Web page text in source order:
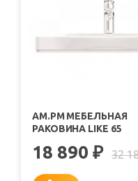
AM.PM МЕБЕЛЬНАЯ
РАКОВИНА LIKE 65
18 890 ₽ 32